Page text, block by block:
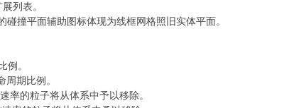
列表。
碰撞平面辅助图标体现为线框网格照旧实体平面。
例。
期比例。
率的粒子将从体系中予以移除。